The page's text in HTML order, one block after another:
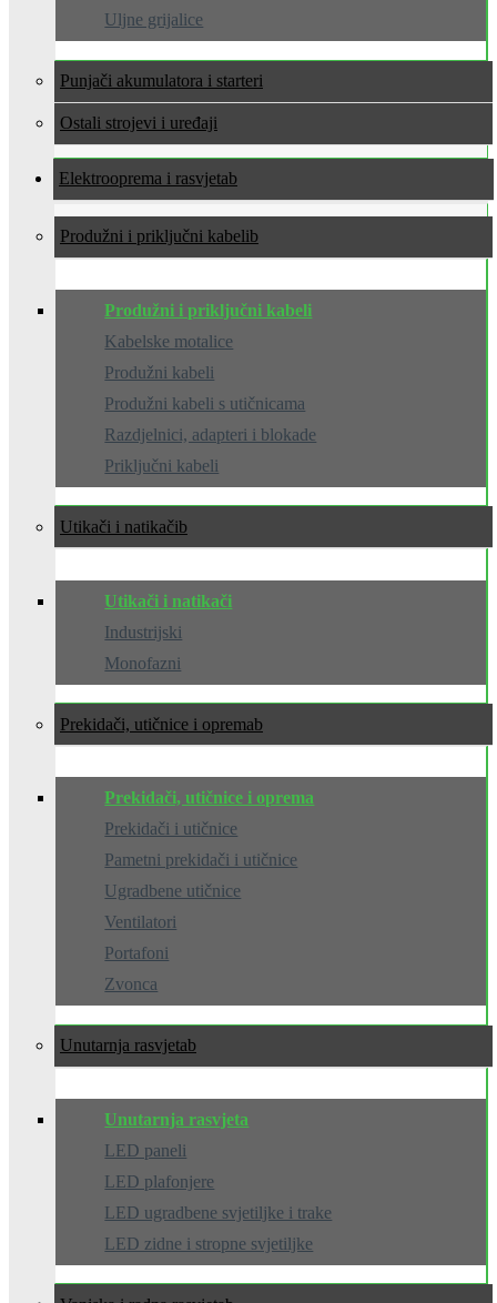
Uljne grijalice
Punjači akumulatora i starteri
Ostali strojevi i uređaji
Elektrooprema i rasvjeta
Produžni i priključni kabeli
Produžni i priključni kabeli
Kabelske motalice
Produžni kabeli
Produžni kabeli s utičnicama
Razdjelnici, adapteri i blokade
Priključni kabeli
Utikači i natikači
Utikači i natikači
Industrijski
Monofazni
Prekidači, utičnice i oprema
Prekidači, utičnice i oprema
Prekidači i utičnice
Pametni prekidači i utičnice
Ugradbene utičnice
Ventilatori
Portafoni
Zvonca
Unutarnja rasvjeta
Unutarnja rasvjeta
LED paneli
LED plafonjere
LED ugradbene svjetiljke i trake
LED zidne i stropne svjetiljke